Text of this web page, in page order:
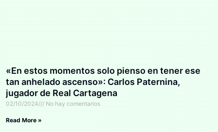
«En estos momentos solo pienso en tener ese
tan anhelado ascenso»: Carlos Paternina,
jugador de Real Cartagena
02/10/2024 No hay comentarios
Read More »